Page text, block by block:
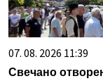
07. 08. 2026 11:39
Свечано